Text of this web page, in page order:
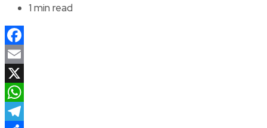
1 min read
Facebook
Email
X
WhatsApp